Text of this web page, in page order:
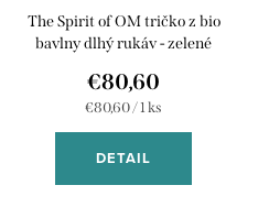
The Spirit of OM tričko z bio
bavlny dlhý rukáv - zelené
€80,60
Jednotková
€80,60 / 1 ks
DETAIL